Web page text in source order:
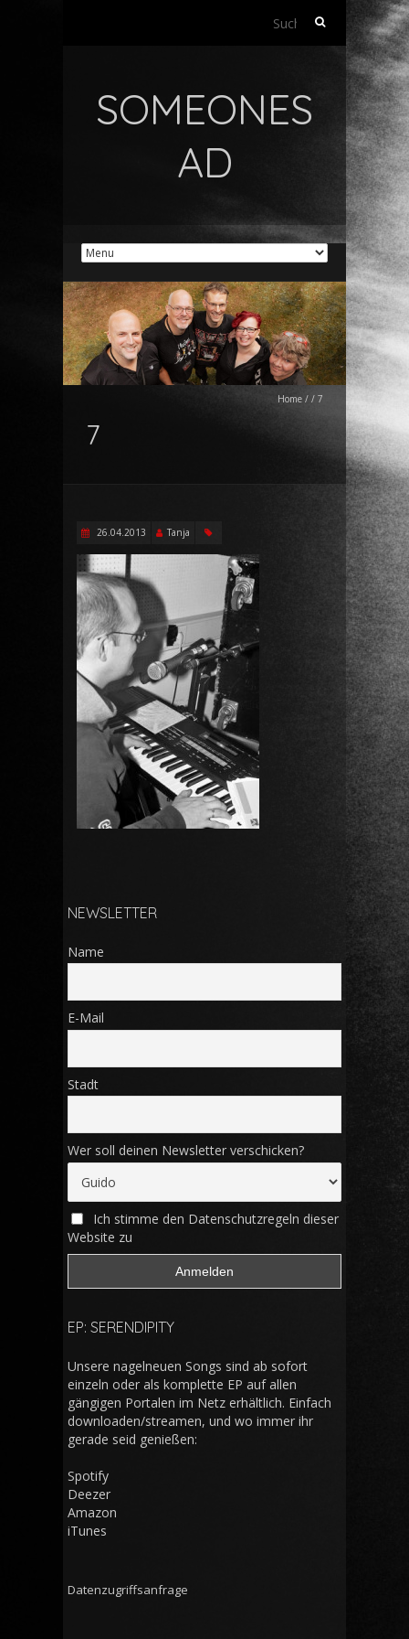
Suchen
SOMEONES
AD
Home / / 7
7
26.04.2013 Tanja
NEWSLETTER
Name
E-Mail
Stadt
Wer soll deinen Newsletter verschicken?
Ich stimme den Datenschutzregeln dieser
Website zu
EP: SERENDIPITY
Unsere nagelneuen Songs sind ab sofort
einzeln oder als komplette EP auf allen
gängigen Portalen im Netz erhältlich. Einfach
downloaden/streamen, und wo immer ihr
gerade seid genießen:
Spotify
Deezer
Amazon
iTunes
Datenzugriffsanfrage